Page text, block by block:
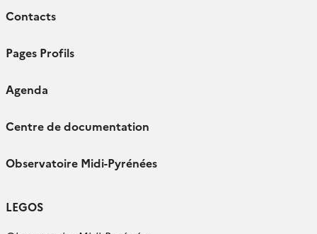
Contacts
Pages Profils
Agenda
Centre de documentation
Observatoire Midi-Pyrénées
LEGOS